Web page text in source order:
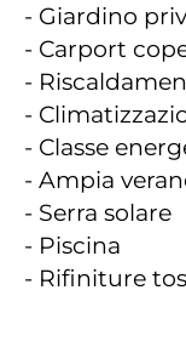
- Giardino
- Carport
-
-
- Classe
- Ampia
- Serra solare
- Piscina
- Rifiniture